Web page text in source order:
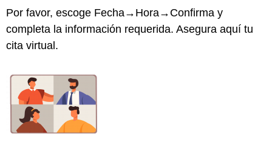
Por favor, escoge Fecha→Hora→Confirma y
completa la información requerida. Asegura aquí tu
cita virtual.